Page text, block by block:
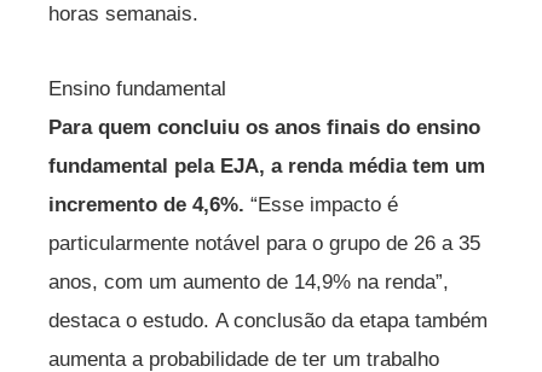
horas semanais.
Ensino fundamental
Para quem concluiu os anos finais do ensino
fundamental pela EJA, a renda média tem um
incremento de 4,6%. “Esse impacto é
particularmente notável para o grupo de 26 a 35
anos, com um aumento de 14,9% na renda”,
destaca o estudo. A conclusão da etapa também
aumenta a probabilidade de ter um trabalho